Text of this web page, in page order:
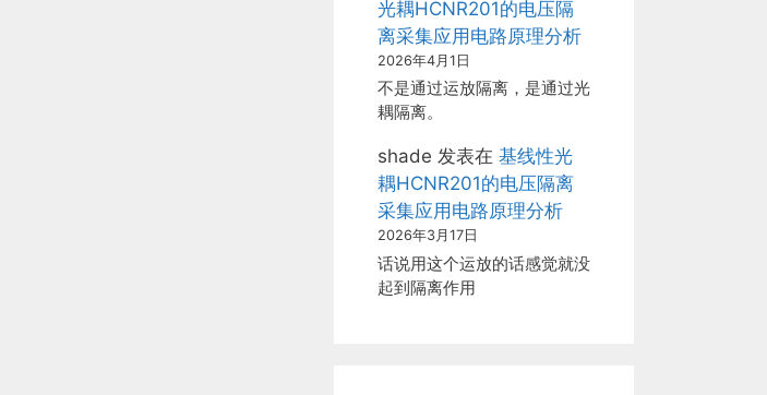
光耦HCNR201的电压隔
离采集应用电路原理分析
2026年4月1日
不是通过运放隔离，是通过光
耦隔离。
shade 发表在 基线性光
耦HCNR201的电压隔离
采集应用电路原理分析
2026年3月17日
话说用这个运放的话感觉就没
起到隔离作用